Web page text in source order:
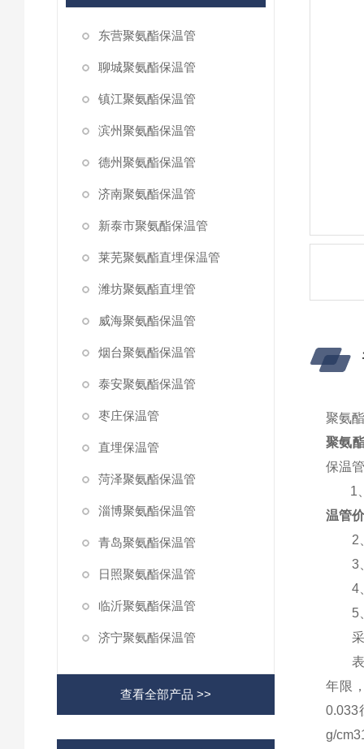
东营聚氨酯保温管
聊城聚氨酯保温管
镇江聚氨酯保温管
滨州聚氨酯保温管
德州聚氨酯保温管
济南聚氨酯保温管
新泰市聚氨酯保温管
莱芜聚氨酯直埋保温管
潍坊聚氨酯直埋管
威海聚氨酯保温管
烟台聚氨酯保温管
泰安聚氨酯保温管
枣庄保温管
直埋保温管
菏泽聚氨酯保温管
淄博聚氨酯保温管
青岛聚氨酯保温管
日照聚氨酯保温管
临沂聚氨酯保温管
济宁聚氨酯保温管
查看全部产品 >>
聚氨
聚氨
保温
1、
温管
2、
3、
4、
5、
采
表层
年限
0.033
g/